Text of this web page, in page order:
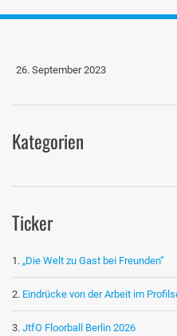
26. September 2023
Kategorien
Ticker
„Die Welt zu Gast bei Freunden“
Eindrücke von der Arbeit im
JtfO Floorball Berlin 2026